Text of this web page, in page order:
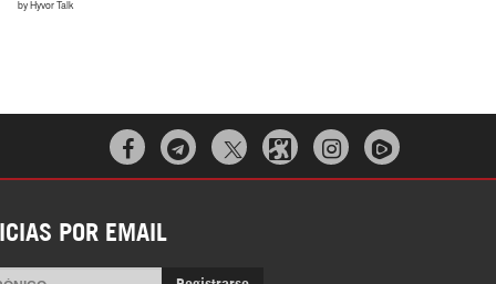
  
POR EMAIL
Registrarse